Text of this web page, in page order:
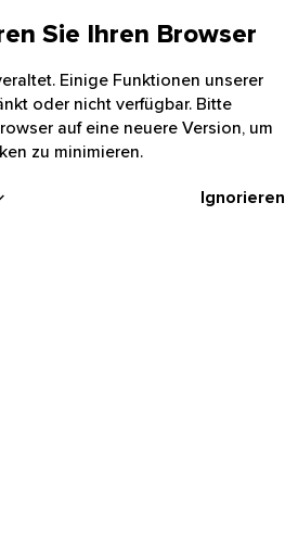
Sie Ihren Browser
Einige Funktionen unserer
oder nicht verfügbar. Bitte
auf eine neuere Version, um
zu minimieren.
Ignorieren